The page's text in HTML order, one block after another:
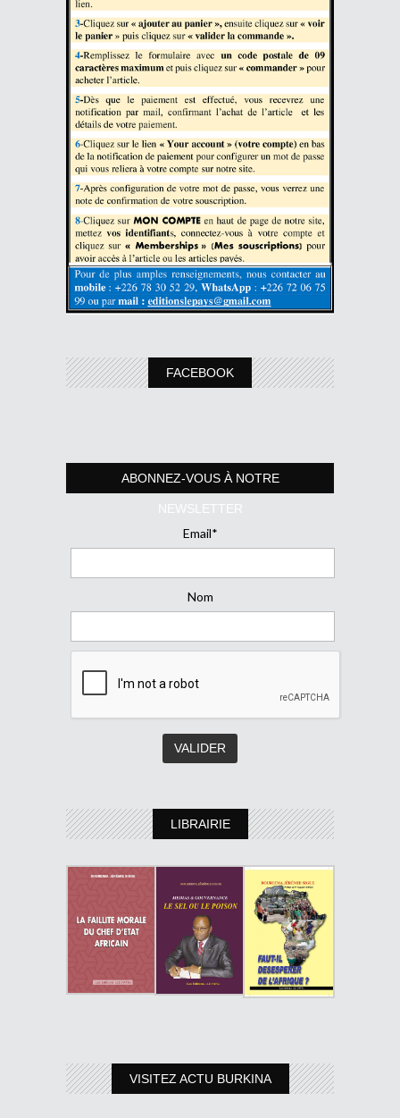
FACEBOOK
ABONNEZ-VOUS À NOTRE
NEWSLETTER
Email*
Nom
LIBRAIRIE
VISITEZ ACTU BURKINA